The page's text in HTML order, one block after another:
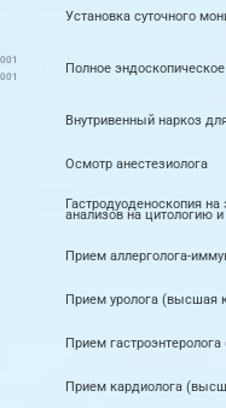
Установка суточного
Полное
Внутривенный наркоз
Осмотр анестезиолога
Гастродуоденоскопия
анализов на цитологию
Прием аллерголога-
Прием уролога (высшая
Прием
Прием кардиолога